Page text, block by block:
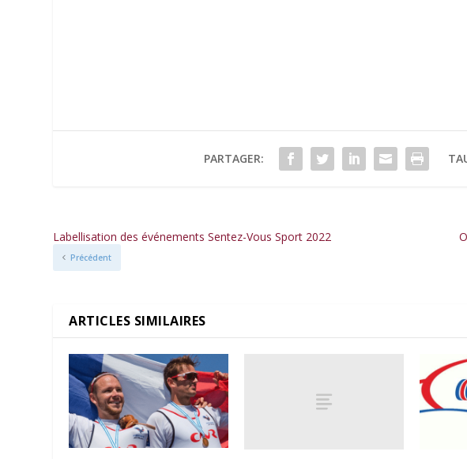
PARTAGER:
Labellisation des événements Sentez-Vous Sport 2022
Précédent
ARTICLES SIMILAIRES